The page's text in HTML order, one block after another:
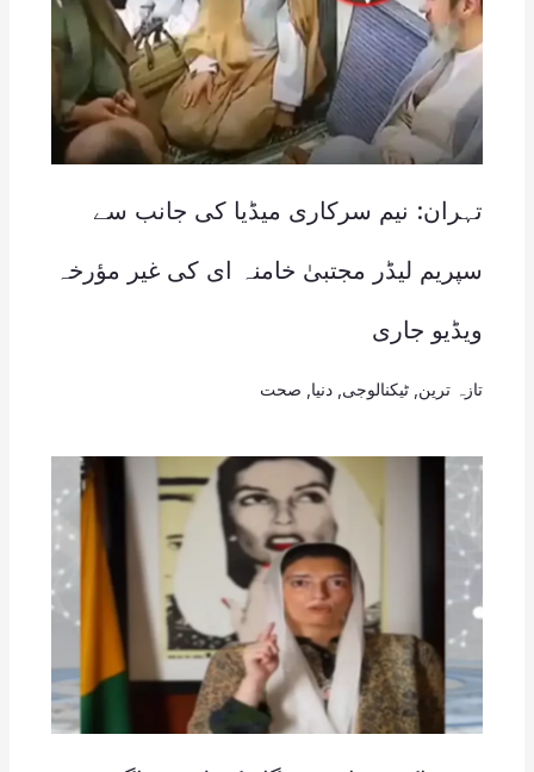
تہران: نیم سرکاری میڈیا کی جانب سے
سپریم لیڈر مجتبیٰ خامنہ ای کی غیر مؤرخہ
ویڈیو جاری
تازہ ترین ٹیکنالوجی دنیا صحت